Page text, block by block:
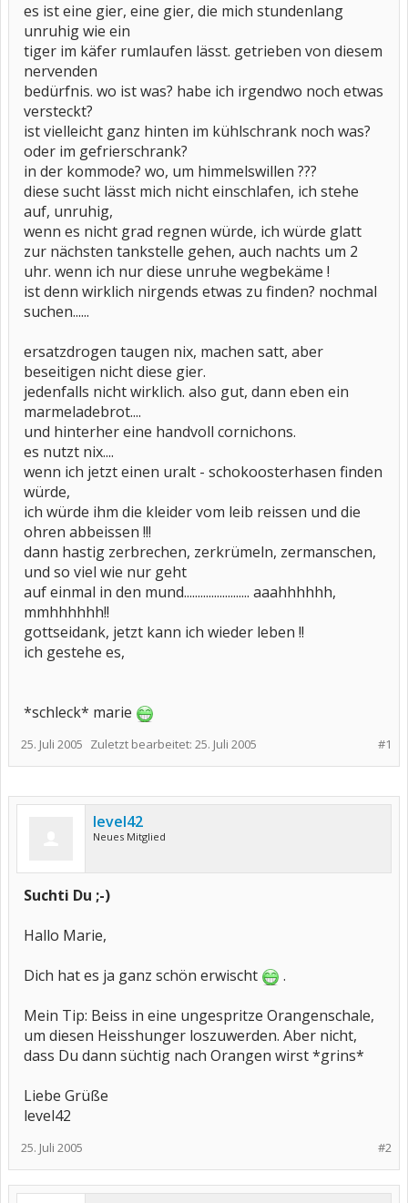
es ist eine gier, eine gier, die mich stundenlang
unruhig wie ein
tiger im käfer rumlaufen lässt. getrieben von diesem
nervenden
bedürfnis. wo ist was? habe ich irgendwo noch etwas
versteckt?
ist vielleicht ganz hinten im kühlschrank noch was?
oder im gefrierschrank?
in der kommode? wo, um himmelswillen ???
diese sucht lässt mich nicht einschlafen, ich stehe
auf, unruhig,
wenn es nicht grad regnen würde, ich würde glatt
zur nächsten tankstelle gehen, auch nachts um 2
uhr. wenn ich nur diese unruhe wegbekäme !
ist denn wirklich nirgends etwas zu finden? nochmal
suchen......
ersatzdrogen taugen nix, machen satt, aber
beseitigen nicht diese gier.
jedenfalls nicht wirklich. also gut, dann eben ein
marmeladebrot....
und hinterher eine handvoll cornichons.
es nutzt nix....
wenn ich jetzt einen uralt - schokoosterhasen finden
würde,
ich würde ihm die kleider vom leib reissen und die
ohren abbeissen !!!
dann hastig zerbrechen, zerkrümeln, zermanschen,
und so viel wie nur geht
auf einmal in den mund........................ aaahhhhhh,
mmhhhhhh!!
gottseidank, jetzt kann ich wieder leben !!
ich gestehe es,
*schleck* marie
#1
25. Juli 2005 Zuletzt bearbeitet: 25. Juli 2005
level42
Neues Mitglied
Suchti Du ;-)
Hallo Marie,
Dich hat es ja ganz schön erwischt
.
Mein Tip: Beiss in eine ungespritze Orangenschale,
um diesen Heisshunger loszuwerden. Aber nicht,
dass Du dann süchtig nach Orangen wirst *grins*
Liebe Grüße
level42
#2
25. Juli 2005